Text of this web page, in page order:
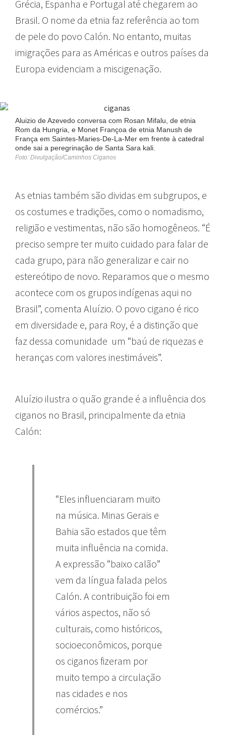
Grécia, Espanha e Portugal até chegarem ao
Brasil. O nome da etnia faz referência ao tom
de pele do povo Calón. No entanto, muitas
imigrações para as Américas e outros países da
Europa evidenciam a miscigenação.
Aluizio de Azevedo conversa com Rosan Mifalu, de etnia
Rom da Hungria, e Monet Françoa de etnia Manush de
França em Saintes-Maries-De-La-Mer em frente à catedral
onde sai a peregrinação de Santa Sara kali.
Foto: Divulgação/Caminhos Ciganos
As etnias também são dividas em subgrupos, e
os costumes e tradições, como o nomadismo,
religião e vestimentas, não são homogêneos. “É
preciso sempre ter muito cuidado para falar de
cada grupo, para não generalizar e cair no
estereótipo de novo. Reparamos que o mesmo
acontece com os grupos indígenas aqui no
Brasil”, comenta Aluízio. O povo cigano é rico
em diversidade e, para Roy, é a distinção que
faz dessa comunidade um “baú de riquezas e
heranças com valores inestimáveis”.
Aluízio ilustra o quão grande é a influência dos
ciganos no Brasil, principalmente da etnia
Calón:
“Eles influenciaram muito
na música. Minas Gerais e
Bahia são estados que têm
muita influência na comida.
A expressão “baixo calão”
vem da língua falada pelos
Calón. A contribuição foi em
vários aspectos, não só
culturais, como históricos,
socioeconômicos, porque
os ciganos fizeram por
muito tempo a circulação
nas cidades e nos
comércios.”